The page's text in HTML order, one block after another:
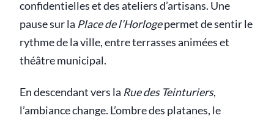
confidentielles et des ateliers d’artisans. Une
pause sur la Place de l’Horlogepermet de sentir le
rythme de la ville, entre terrasses animées et
théâtre municipal.
En descendant vers la Rue des Teinturiers,
l’ambiance change. L’ombre des platanes, le